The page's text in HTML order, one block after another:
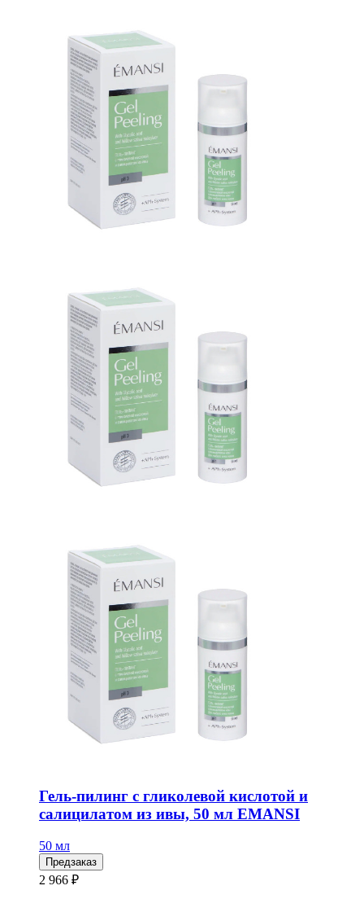
Гель-пилинг с гликолевой кислотой и
салицилатом из ивы, 50 мл EMANSI
50 мл
Предзаказ
2 966 ₽